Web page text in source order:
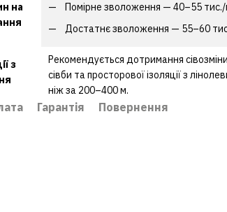
на
Помірне зволоження — 40–55 тис./
Достатнє зволоження — 55–60
з
Рекомендується дотримання
сівби та просторової ізоляції з
ніж за 200–400 м.
Гарантія Повернення